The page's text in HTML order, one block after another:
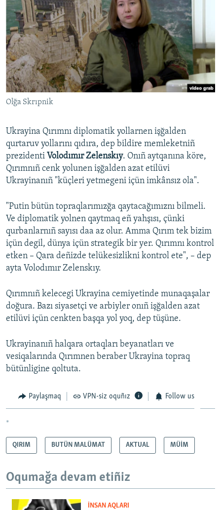
Olğa Skrıpnik
Ukrayina Qırımnı diplomatik yollarnen işğalden
qurtaruv yollarını qıdıra, dep bildire memleketniñ
prezidenti Volodımır Zelenskıy. Onıñ aytqanına köre,
Qırımnıñ cenk yolunen işğalden azat etilüvi
Ukrayinanıñ "küçleri yetmegeni içün imkânsız ola".
"Putin bütün topraqlarımızğa qaytacağımıznı bilmeli.
Ve diplomatik yolnen qaytmaq eñ yahşısı, çünki
qurbanlarnıñ sayısı daa az olur. Amma Qırım tek bizim
içün degil, dünya içün strategik bir yer. Qırımnı kontrol
etken – Qara deñizde telükesizlikni kontrol ete", – dep
ayta Volodımır Zelenskıy.
Qırımnıñ kelecegi Ukrayina cemiyetinde munaqaşalar
doğura. Bazı siyasetçi ve arbiyler onıñ işğalden azat
etilüvi içün cenkten başqa yol yoq, dep tüşüne.
Ukrayinanıñ halqara ortaqları beyanatları ve
vesiqalarında Qırımnen beraber Ukrayina topraq
bütünligine qoltuta.
Paylaşmaq VPN-siz oquñız Follow us
*
QIRIM BUTÜN MALÜMAT AKTUAL MÜİM
Oqumağa devam etiñiz
İNSAN AQLARI